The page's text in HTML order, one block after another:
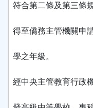
符合第二條及第三條
得至僑務主管機關申
學之年級。
經中央主管教育行政